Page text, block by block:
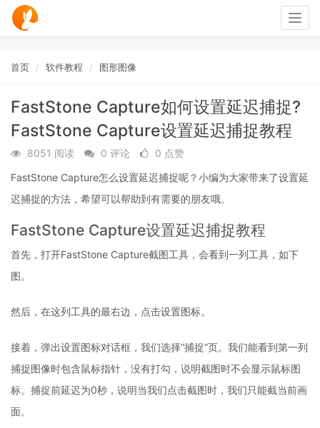
首页 软件教程 图形图像
FastStone Capture如何设置延迟捕捉?
FastStone Capture设置延迟捕捉教程
8051 阅读 0 评论
0 点赞
FastStone Capture怎么设置延迟捕捉呢？小编为大家带来了设置延
迟捕捉的方法，希望可以帮助到有需要的朋友哦。
FastStone Capture设置延迟捕捉教程
首先，打开FastStone Capture截图工具，会看到一列工具，如下
图。
然后，在这列工具的最右边，点击设置图标。
接着，弹出设置图标对话框，我们选择“捕捉”页。我们能看到第一列
捕捉图像时包含鼠标指针，没有打勾，说明截图时不会显示鼠标图
标。捕捉前延迟为0秒，说明当我们点击截图时，我们只能截当前画
面。